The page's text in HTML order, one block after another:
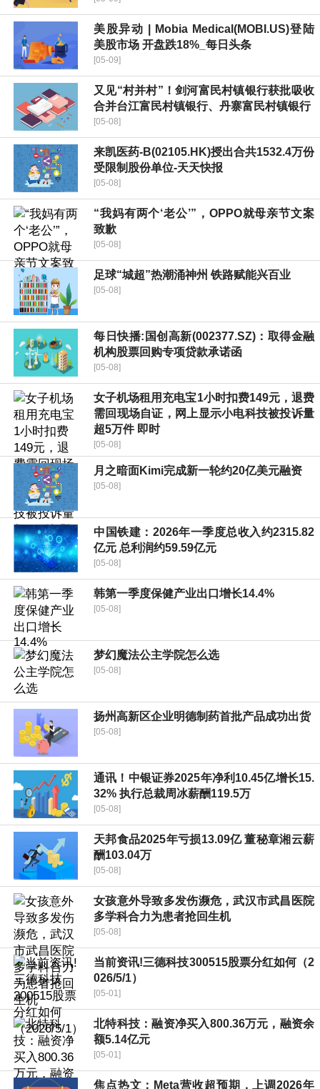
美股异动 | Mobia Medical(MOBI.US)登陆
美股市场 开盘跌18%_每日头条
[05-09]
又见“村并村”！剑河富民村镇银行获批吸收
合并台江富民村镇银行、丹寨富民村镇银行
[05-08]
来凯医药-B(02105.HK)授出合共1532.4万份
受限制股份单位-天天快报
[05-08]
“我妈有两个‘老公’”，OPPO就母亲节文案
致歉
[05-08]
足球“城超”热潮涌神州 铁路赋能兴百业
[05-08]
每日快播:国创高新(002377.SZ)：取得金融
机构股票回购专项贷款承诺函
[05-08]
女子机场租用充电宝1小时扣费149元，退费
需回现场自证，网上显示小电科技被投诉量
超5万件 即时
[05-08]
月之暗面Kimi完成新一轮约20亿美元融资
[05-08]
中国铁建：2026年一季度总收入约2315.82
亿元 总利润约59.59亿元
[05-08]
韩第一季度保健产业出口增长14.4%
[05-08]
梦幻魔法公主学院怎么选
[05-08]
扬州高新区企业明德制药首批产品成功出货
[05-08]
通讯！中银证券2025年净利10.45亿增长15.
32% 执行总裁周冰薪酬119.5万
[05-08]
天邦食品2025年亏损13.09亿 董秘章湘云薪
酬103.04万
[05-08]
女孩意外导致多发伤濒危，武汉市武昌医院
多学科合力为患者抢回生机
[05-08]
当前资讯!三德科技300515股票分红如何（2
026/5/1）
[05-01]
北特科技：融资净买入800.36万元，融资余
额5.14亿元
[05-01]
焦点热文：Meta营收超预期，上调2026年